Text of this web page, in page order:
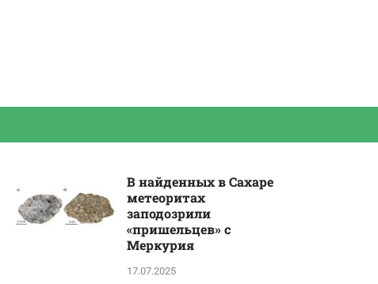
В найденных в Сахаре
метеоритах
заподозрили
«пришельцев» с
Меркурия
17.07.2025